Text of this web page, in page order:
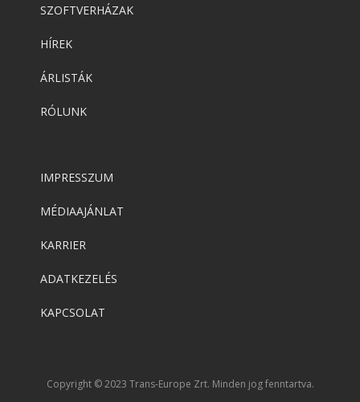
SZOFTVERHÁZAK
HÍREK
ÁRLISTÁK
RÓLUNK
IMPRESSZUM
MÉDIAAJÁNLAT
KARRIER
ADATKEZELÉS
KAPCSOLAT
Copyright © 2023 Trans-Europe Zrt. Minden jog fenntartva.